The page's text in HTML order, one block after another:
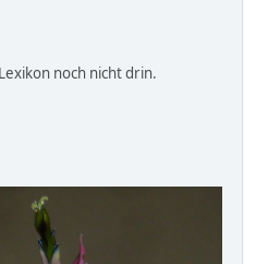
noch nicht drin.